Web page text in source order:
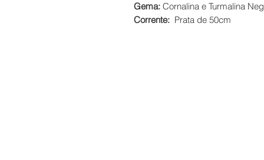
Gema: Cornalina e Turmalina
Corrente: Prata de 50cm